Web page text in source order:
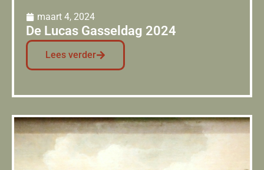
maart 4, 2024
De Lucas Gasseldag 2024
Lees verder